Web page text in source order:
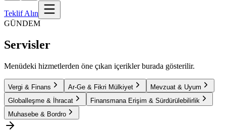
Teklif Alın
GÜNDEM
Servisler
Menüdeki hizmetlerden öne çıkan içerikler burada gösterilir.
Vergi & Finans Ar-Ge & Fikri Mülkiyet
Mevzuat & Uyum
Globalleşme & İhracat
Finansmana Erişim & Sürdürülebilirlik
Muhasebe & Bordro